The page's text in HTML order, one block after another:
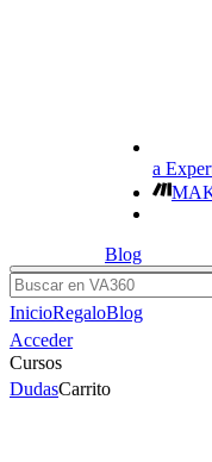
a
Blog
Buscar
InicioRegaloBlog
Acceder
Cursos
DudasCarrito